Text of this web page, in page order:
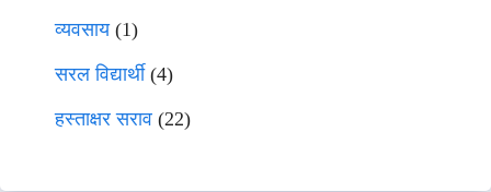
व्यवसाय(1)
सरल विद्यार्थी(4)
हस्ताक्षर सराव (22)